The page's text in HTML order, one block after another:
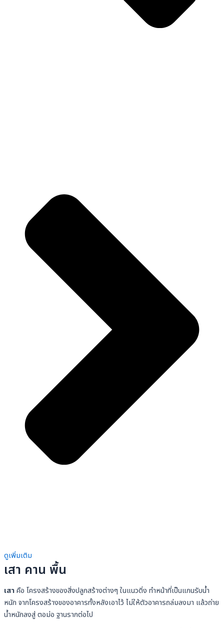
ดูเพิ่มเติม
เสา คาน พื้น
เสาคือ โครงสร้างของสิ่งปลูกสร้างต่างๆ ในแนวดิ่ง ทำหน้าที่เป็นแกนรับน้ำ
หนัก จากโครงสร้างของอาคารทั้งหลังเอาไว้ ไม่ให้ตัวอาคารถล่มลงมา แล้วถ่าย
น้ำหนักลงสู่ ตอม่อ ฐานรากต่อไป